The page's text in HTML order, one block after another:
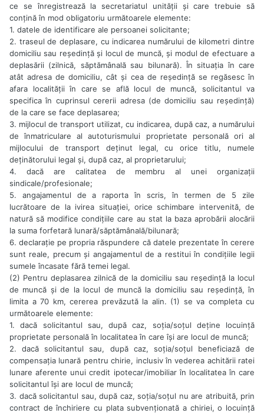
ce se înregistrează la secretariatul unității și care trebuie să
conțină în mod obligatoriu următoarele elemente:
1. datele de identificare ale persoanei solicitante;
2. traseul de deplasare, cu indicarea numărului de kilometri dintre
domiciliu sau reședință și locul de muncă, și modul de efectuare a
deplasării (zilnică, săptămânală sau bilunară). În situația în care
atât adresa de domiciliu, cât și cea de reședință se regăsesc în
afara localității în care se află locul de muncă, solicitantul va
specifica în cuprinsul cererii adresa (de domiciliu sau reședință)
de la care se face deplasarea;
3. mijlocul de transport utilizat, cu indicarea, după caz, a numărului
de înmatriculare al autoturismului proprietate personală ori al
mijlocului de transport deținut legal, cu orice titlu, numele
deținătorului legal și, după caz, al proprietarului;
4. dacă are calitatea de membru al unei organizații
sindicale/profesionale;
5. angajamentul de a raporta în scris, în termen de 5 zile
lucrătoare de la ivirea situației, orice schimbare intervenită, de
natură să modifice condițiile care au stat la baza aprobării alocării
la suma forfetară lunară/săptămânală/bilunară;
6. declarație pe propria răspundere că datele prezentate în cerere
sunt reale, precum și angajamentul de a restitui în condițiile legii
sumele încasate fără temei legal.
(2) Pentru deplasarea zilnică de la domiciliu sau reședință la locul
de muncă și de la locul de muncă la domiciliu sau reședință, în
limita a 70 km, cererea prevăzută la alin. (1) se va completa cu
următoarele elemente:
1. dacă solicitantul sau, după caz, soția/soțul deține locuință
proprietate personală în localitatea în care își are locul de muncă;
2. dacă solicitantul sau, după caz, soția/soțul beneficiază de
compensația lunară pentru chirie, inclusiv în vederea achitării ratei
lunare aferente unui credit ipotecar/imobiliar în localitatea în care
solicitantul își are locul de muncă;
3. dacă solicitantul sau, după caz, soția/soțul nu are atribuită, prin
contract de închiriere cu plata subvenționată a chiriei, o locuință